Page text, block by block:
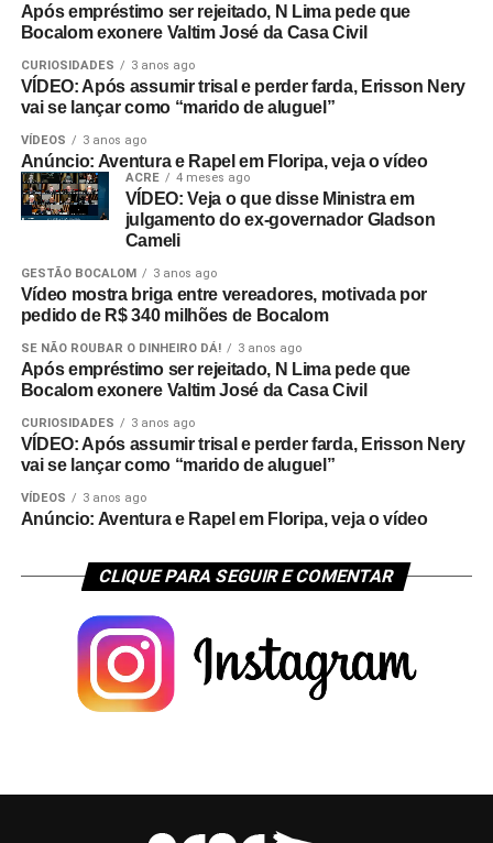
Após empréstimo ser rejeitado, N Lima pede que
Bocalom exonere Valtim José da Casa Civil
CURIOSIDADES 3 anos ago
VÍDEO: Após assumir trisal e perder farda, Erisson Nery
vai se lançar como “marido de aluguel”
VÍDEOS 3 anos ago
Anúncio: Aventura e Rapel em Floripa, veja o vídeo
ACRE 4 meses ago
VÍDEO: Veja o que disse Ministra em
julgamento do ex-governador Gladson
Cameli
GESTÃO BOCALOM 3 anos ago
Vídeo mostra briga entre vereadores, motivada por
pedido de R$ 340 milhões de Bocalom
SE NÃO ROUBAR O DINHEIRO DÁ! 3 anos ago
Após empréstimo ser rejeitado, N Lima pede que
Bocalom exonere Valtim José da Casa Civil
CURIOSIDADES 3 anos ago
VÍDEO: Após assumir trisal e perder farda, Erisson Nery
vai se lançar como “marido de aluguel”
VÍDEOS 3 anos ago
Anúncio: Aventura e Rapel em Floripa, veja o vídeo
CLIQUE PARA SEGUIR E COMENTAR